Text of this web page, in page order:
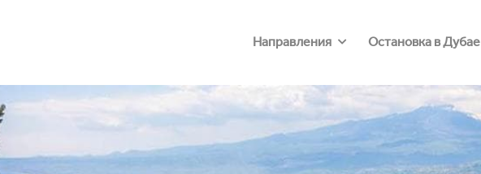
Направления Остановка в Дубае